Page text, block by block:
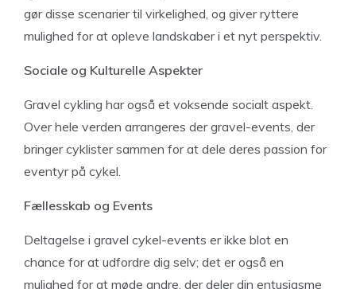
gør disse scenarier til virkelighed, og giver ryttere
mulighed for at opleve landskaber i et nyt perspektiv.
Sociale og Kulturelle Aspekter
Gravel cykling har også et voksende socialt aspekt.
Over hele verden arrangeres der gravel-events, der
bringer cyklister sammen for at dele deres passion for
eventyr på cykel.
Fællesskab og Events
Deltagelse i gravel cykel-events er ikke blot en
chance for at udfordre dig selv; det er også en
mulighed for at møde andre, der deler din entusiasme